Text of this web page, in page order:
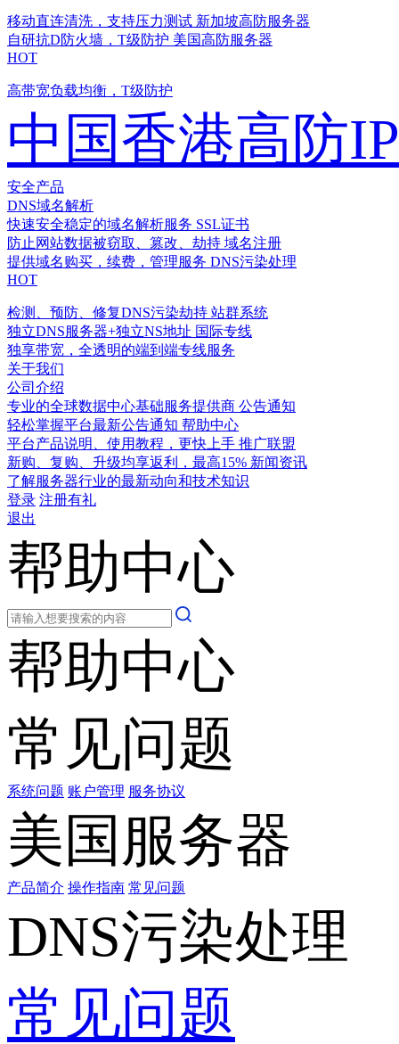
移动直连清洗，支持压力测试 新加坡高防服务器
自研抗D防火墙，T级防护 美国高防服务器
HOT
高带宽负载均衡，T级防护
中国香港高防IP
安全产品
DNS域名解析
快速安全稳定的域名解析服务 SSL证书
防止网站数据被窃取、篡改、劫持 域名注册
提供域名购买，续费，管理服务 DNS污染处理
HOT
检测、预防、修复DNS污染劫持 站群系统
独立DNS服务器+独立NS地址 国际专线
独享带宽，全透明的端到端专线服务
关于我们
公司介绍
专业的全球数据中心基础服务提供商 公告通知
轻松掌握平台最新公告通知 帮助中心
平台产品说明、使用教程，更快上手 推广联盟
新购、复购、升级均享返利，最高15% 新闻资讯
了解服务器行业的最新动向和技术知识
登录 注册有礼
退出
帮助中心
帮助中心
常见问题
系统问题 账户管理 服务协议
美国服务器
产品简介 操作指南 常见问题
DNS污染处理
常见问题